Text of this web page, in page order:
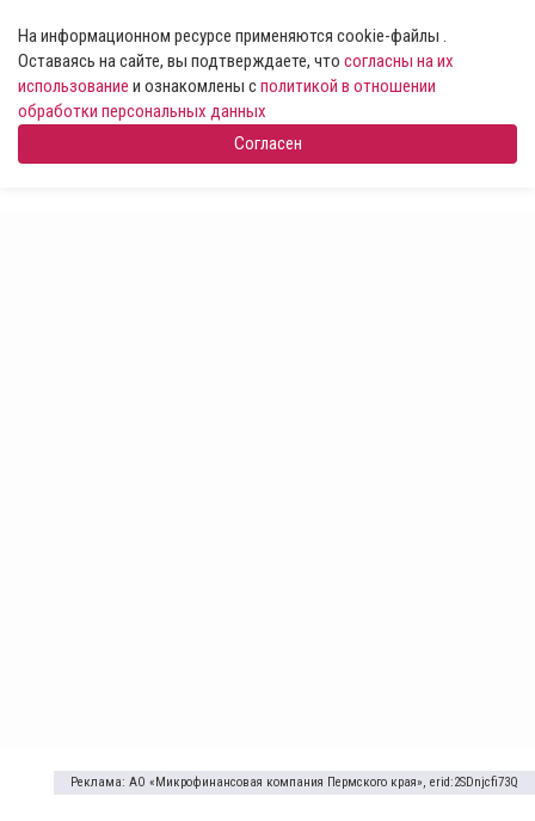
На информационном ресурсе применяются cookie-файлы .
Оставаясь на сайте, вы подтверждаете, что согласны на их
использование и ознакомлены сполитикой в отношении
обработки персональных данных
Согласен
Реклама: АО «Микрофинансовая компания Пермского края», erid:2SDnjcfi73Q